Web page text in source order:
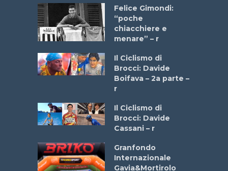
Felice Gimondi:
“poche
chiacchiere e
menare” – r
Il Ciclismo di
Brocci: Davide
Boifava – 2a parte –
r
Il Ciclismo di
Brocci: Davide
Cassani – r
Granfondo
Internazionale
Gavia&Mortirolo